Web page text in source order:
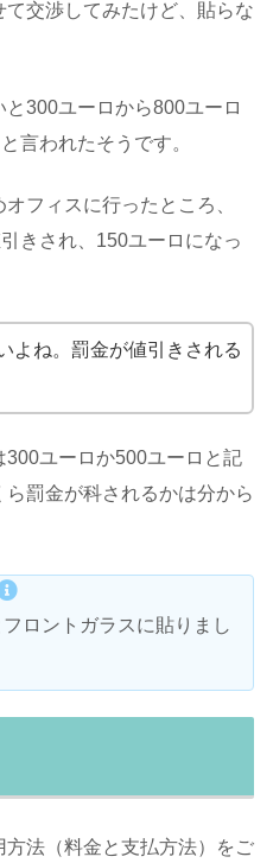
交渉してみたけど、貼らな
300ユーロから800ユーロ
言われたそうです。
フィスに行ったところ、
きされ、150ユーロになっ
よね。罰金が値引きされる
ユーロか500ユーロと記
罰金が科されるかは分から
ロントガラスに貼りまし
法（料金と支払方法）をご